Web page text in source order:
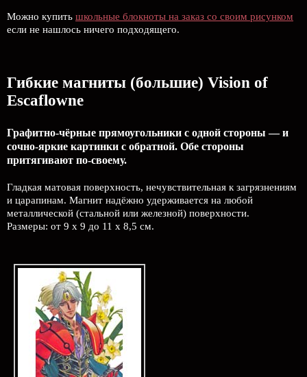
Можно купить школьные блокноты на заказ со своим рисунком
если не нашлось ничего подходящего.
Гибкие магниты (большие) Vision of
Escaflowne
Графитно-чёрные прямоугольники с одной стороны — и
сочно-яркие картинки с обратной. Обе стороны
притягивают по-своему.
Гладкая матовая поверхность, нечувствительная к загрязнениям
и царапинам. Магнит надёжно удерживается на любой
металлической (стальной или железной) поверхности.
Размеры: от 9 х 9 до 11 х 8,5 см.